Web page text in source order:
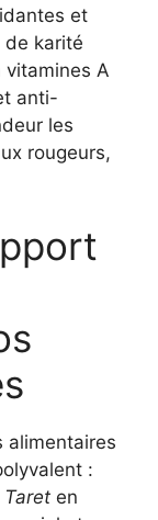
et
de karité
A
anti-
les
rougeurs,
alimentaires
:
en